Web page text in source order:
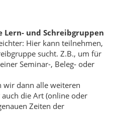
und Schreibgruppen
Hier kann teilnehmen,
sucht. Z.B., um für
Seminar-, Beleg‐ oder
wir dann alle weiteren
die Art (online oder
Zeiten der